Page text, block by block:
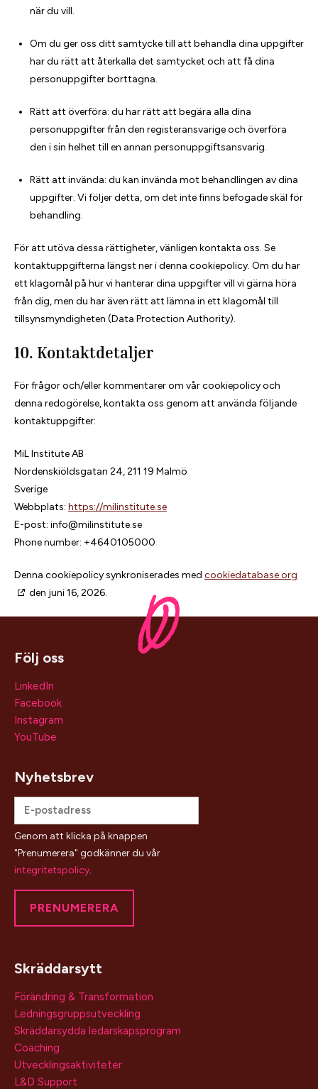
när du vill.
Om du ger oss ditt samtycke till att behandla dina uppgifter
har du rätt att återkalla det samtycket och att få dina
personuppgifter borttagna.
Rätt att överföra: du har rätt att begära alla dina
personuppgifter från den registeransvarige och överföra
den i sin helhet till en annan personuppgiftsansvarig.
Rätt att invända: du kan invända mot behandlingen av dina
uppgifter. Vi följer detta, om det inte finns befogade skäl för
behandling.
För att utöva dessa rättigheter, vänligen kontakta oss. Se
kontaktuppgifterna längst ner i denna cookiepolicy. Om du har
ett klagomål på hur vi hanterar dina uppgifter vill vi gärna höra
från dig, men du har även rätt att lämna in ett klagomål till
tillsynsmyndigheten (Data Protection Authority).
10. Kontaktdetaljer
För frågor och/eller kommentarer om vår cookiepolicy och
denna redogörelse, kontakta oss genom att använda följande
kontaktuppgifter:
MiL Institute AB
Nordenskiöldsgatan 24, 211 19 Malmö
Sverige
Webbplats: https://milinstitute.se
E-post: info@milinstitute.se
Phone number: +4640105000
Denna cookiepolicy synkroniserades med cookiedatabase.org
den juni 16, 2026.
Följ oss
LinkedIn
Facebook
Instagram
YouTube
Nyhetsbrev
Genom att klicka på knappen
"Prenumerera" godkänner du vår
integritetspolicy.
Skräddarsytt
Förändring & Transformation
Ledningsgruppsutveckling
Skräddarsydda ledarskapsprogram
Coaching
Utvecklingsaktiviteter
L&D Support